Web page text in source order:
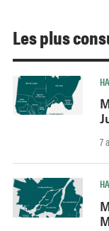
Les plus
7